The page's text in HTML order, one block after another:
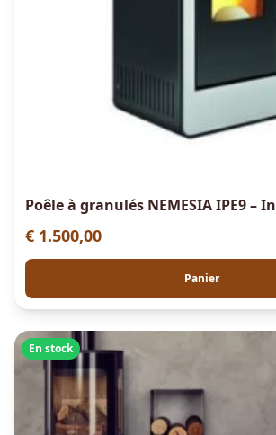
Poêle à granulés NEMESIA IPE9 –
€ 1.500,00
Panier
En stock